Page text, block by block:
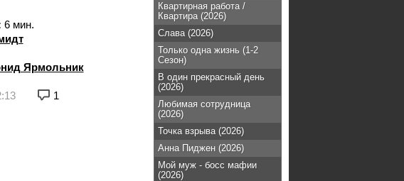
Квартирная работа /
Квартира (2026)
Слава (2026)
Только одна жизнь (1-2
Сезон)
В один прекрасный день
(2026)
Любимая сотрудница
(2026)
Точка взрыва (2026)
Анна Пиджен (2026)
Мой муж - босс мафии
(2026)
6 мин.
Ярмольник
1